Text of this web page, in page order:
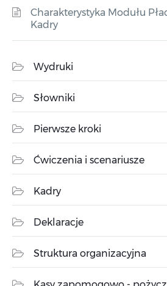
Charakterystyka Modułu
Kadry
Wydruki
Słowniki
Pierwsze kroki
Ćwiczenia i scenariusze
Kadry
Deklaracje
Struktura organizacyjna